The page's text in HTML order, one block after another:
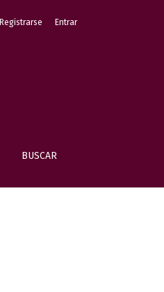
BUSCAR
Registrarse Entrar